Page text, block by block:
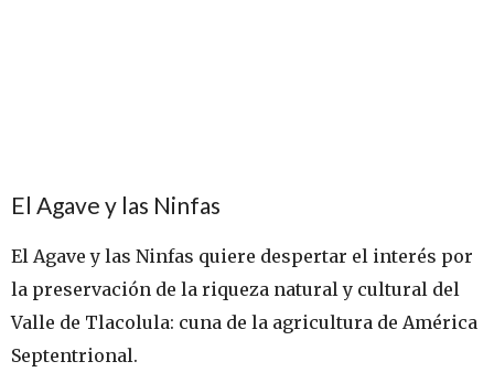
El Agave y las Ninfas
El Agave y las Ninfas quiere despertar el interés por
la preservación de la riqueza natural y cultural del
Valle de Tlacolula: cuna de la agricultura de América
Septentrional.